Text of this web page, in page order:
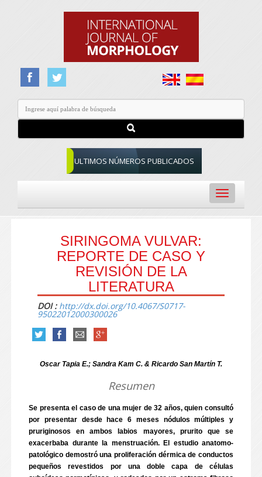
ULTIMOS NÚMEROS PUBLICADOS
Toggle
navigation
SIRINGOMA VULVAR:
REPORTE DE CASO Y
REVISIÓN DE LA
LITERATURA
DOI : http://dx.doi.org/10.4067/S0717-
95022012000300026
Oscar Tapia E.; Sandra Kam C. & Ricardo San Martín T.
Resumen
Se presenta el caso de una mujer de 32 años, quien consultó
por presentar desde hace 6 meses nódulos múltiples y
pruriginosos en ambos labios mayores, prurito que se
exacerbaba durante la menstruación. El estudio anatomo-
patológico demostró una proliferación dérmica de conductos
pequeños revestidos por una doble capa de células